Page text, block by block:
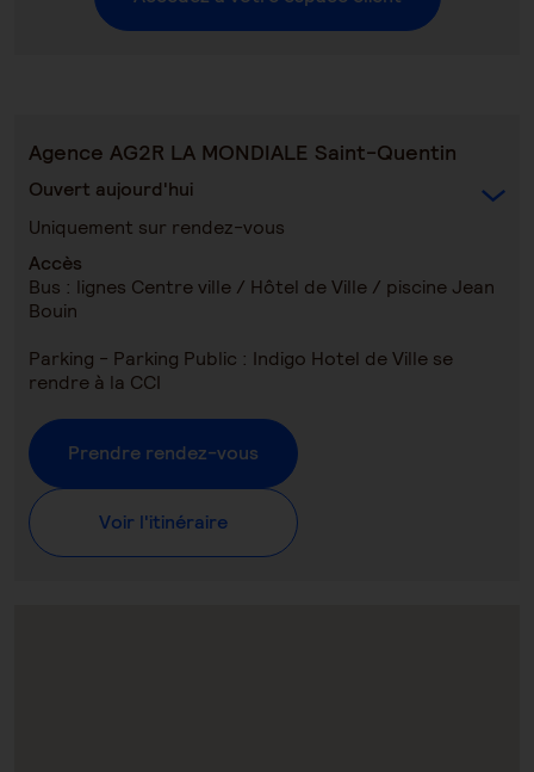
Agence AG2R LA MONDIALE Saint-Quentin
Ouvert aujourd'hui
Uniquement sur rendez-vous
Accès
Bus : lignes Centre ville / Hôtel de Ville / piscine Jean
Bouin
Parking - Parking Public : Indigo Hotel de Ville se
rendre à la CCI
Prendre rendez-vous
Voir l'itinéraire